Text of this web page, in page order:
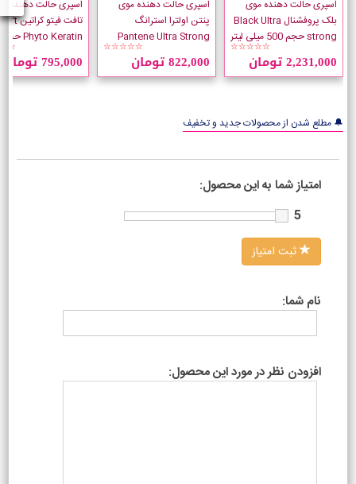
اسپری حالت دهنده موی
بلک پروفشنال Black Ultra
strong حجم 500 میلی لیتر
☆☆☆☆☆
2,231,000 تومان
اسپری حالت دهنده موی
پنتن اولترا استرانگ
Pantene Ultra Strong
☆☆☆☆☆
822,000 تومان
اسپری حالت دهنده
تافت فیتو کراتین Taft
795,000 تومان
🔔 مطلع شدن از محصولات جدید و تخفیف
امتیاز شما به این محصول:
5
ثبت امتیاز
نام شما:
افزودن نظر در مورد این محصول: